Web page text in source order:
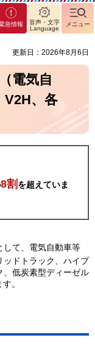
急情報
音声・文字
Language
メニュー
更新日：2026年8月6日
電気自
V2H、各
8割 を超えていま
して、電気自動車等
ッドトラック、ハイブ
、低炭素型ディーゼル
。